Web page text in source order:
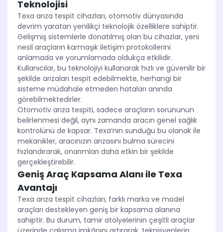
Teknolojisi
Texa arıza tespit cihazları, otomotiv dünyasında
devrim yaratan yenilikçi teknolojik özelliklere sahiptir.
Gelişmiş sistemlerle donatılmış olan bu cihazlar, yeni
nesil araçların karmaşık iletişim protokollerini
anlamada ve yorumlamada oldukça etkilidir.
Kullanıcılar, bu teknolojiyi kullanarak hızlı ve güvenilir bir
şekilde arızaları tespit edebilmekte, herhangi bir
sisteme müdahale etmeden hataları anında
görebilmektedirler.
Otomotiv arıza tespiti, sadece araçların sorununun
belirlenmesi değil, aynı zamanda aracın genel sağlık
kontrolünü de kapsar. Texa’nın sunduğu bu olanak ile
mekanikler, aracınızın arızasını bulma sürecini
hızlandırarak, onarımları daha etkin bir şekilde
gerçekleştirebilir.
Geniş Araç Kapsama Alanı ile Texa
Avantajı
Texa arıza tespit cihazları, farklı marka ve model
araçları destekleyen geniş bir kapsama alanına
sahiptir. Bu durum, tamir atölyelerinin çeşitli araçlar